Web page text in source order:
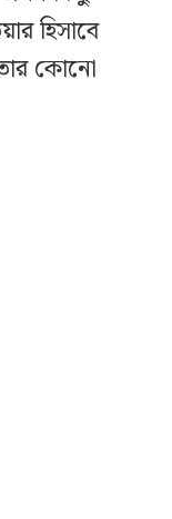
হিসাবে
কোনো